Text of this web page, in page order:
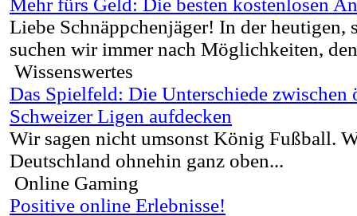
Mehr fürs Geld: Die besten kostenlosen
Liebe Schnäppchenjäger! In der heutigen,
suchen wir immer nach Möglichkeiten,
Wissenswertes
Das Spielfeld: Die Unterschiede zwischen
Schweizer Ligen aufdecken
Wir sagen nicht umsonst König Fußball.
Deutschland ohnehin ganz oben...
Online Gaming
Positive online Erlebnisse!